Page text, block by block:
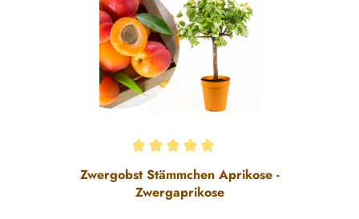
Durchschnittliche Bewertung von 5 von 5 Sternen
Zwergobst Stämmchen Aprikose -
Zwergaprikose